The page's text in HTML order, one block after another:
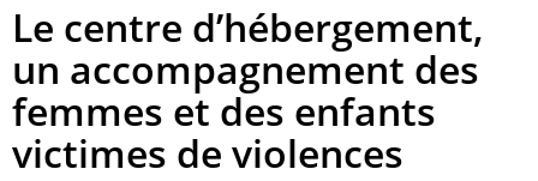
Le centre d’hébergement,
un accompagnement des
femmes et des enfants
victimes de violences